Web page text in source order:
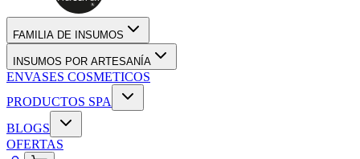
FAMILIA DE INSUMOS
INSUMOS POR ARTESANÍA
ENVASES COSMETICOS
PRODUCTOS SPA
BLOGS
OFERTAS